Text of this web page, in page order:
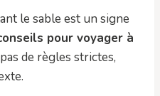
le sable est un signe
pour voyager à
de règles strictes,